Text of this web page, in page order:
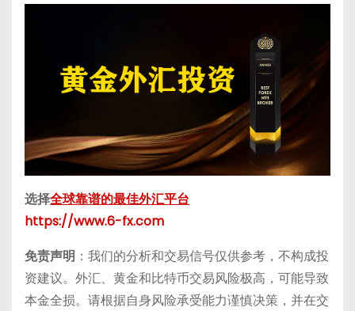
选择全球靠谱的最佳外汇平台
https://www.6-fx.com
免责声明 ：我们的分析和交易信号仅供参考，不构成投
资建议。外汇、黄金和比特币交易风险极高，可能导致
本金全损。请根据自身风险承受能力谨慎决策，并在交